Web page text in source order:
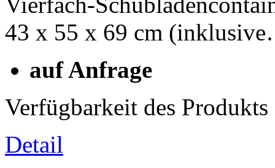
43 x 55 x 69 cm
auf Anfrage
Verfügbarkeit des Produkts
Detail